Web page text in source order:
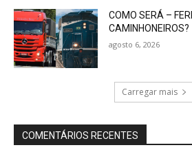
COMO SERÁ –
CAMINHONEIROS?
agosto 6, 2026
Carregar mais
COMENTÁRIOS RECENTES